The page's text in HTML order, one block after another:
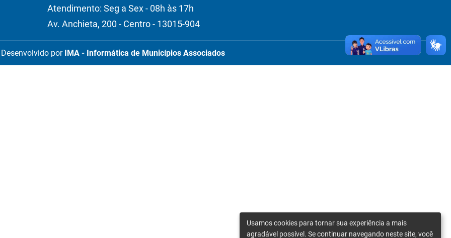
Atendimento: Seg a Sex - 08h às 17h
Av. Anchieta, 200 - Centro - 13015-904
Desenvolvido por IMA - Informática de Municípios Associados
Usamos cookies para tornar sua experiência a mais
agradável possível. Se continuar navegando neste site, você